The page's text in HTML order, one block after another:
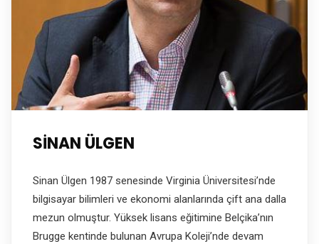
SİNAN ÜLGEN
Sinan Ülgen 1987 senesinde Virginia Üniversitesi’nde
bilgisayar bilimleri ve ekonomi alanlarında çift ana dalla
mezun olmuştur. Yüksek lisans eğitimine Belçika’nın
Brugge kentinde bulunan Avrupa Koleji’nde devam